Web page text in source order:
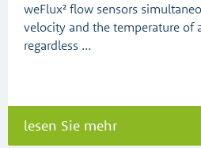
weFlux² flow sensors
velocity and the temperature of
regardless …
lesen Sie mehr